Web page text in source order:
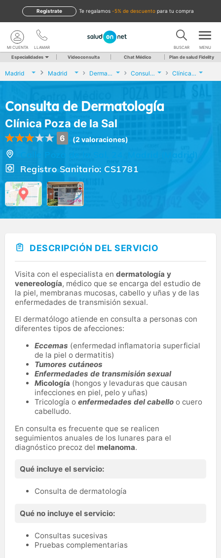
te regalamos -5% de descuento para tu compra
Regístrate
LLAMAR
MI CUENTA BUSCAR MENU
Especialidades Videoconsulta Chat Médico Plan de salud Fidelity
Madrid Madrid Dermatología Consulta de Dermatología Clínica Poza de la Sal
Consulta de Dermatología
Clínica Poza de la Sal
6 (2 valoraciones)
Calle Poza de la Sal, 24, Madrid (Madrid)
Registro Sanitario: CS1781
DESCRIPCIÓN DEL SERVICIO
Visita con el especialista en dermatología y
venereología, médico que se encarga del estudio de
la piel, membranas mucosas, cabello y uñas y de las
enfermedades de transmisión sexual.
El dermatólogo atiende en consulta a personas con
diferentes tipos de afecciones:
Eccemas (enfermedad inflamatoria superficial
de la piel o dermatitis)
Tumores cutáneos
Enfermedades de transmisión sexual
Micología (hongos y levaduras que causan
infecciones en piel, pelo y uñas)
Tricología o enfermedades del cabello o cuero
cabelludo.
En consulta es frecuente que se realicen
seguimientos anuales de los lunares para el
diagnóstico precoz del melanoma.
Qué incluye el servicio:
Consulta de dermatología
Qué no incluye el servicio:
Consultas sucesivas
Pruebas complementarias